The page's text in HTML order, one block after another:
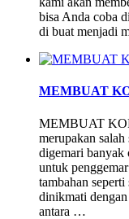
bisa Anda coba
di buat menjadi
MEMBUAT
MEMBUAT
merupakan
digemari banyak
untuk
tambahan
dinikmati
antara …